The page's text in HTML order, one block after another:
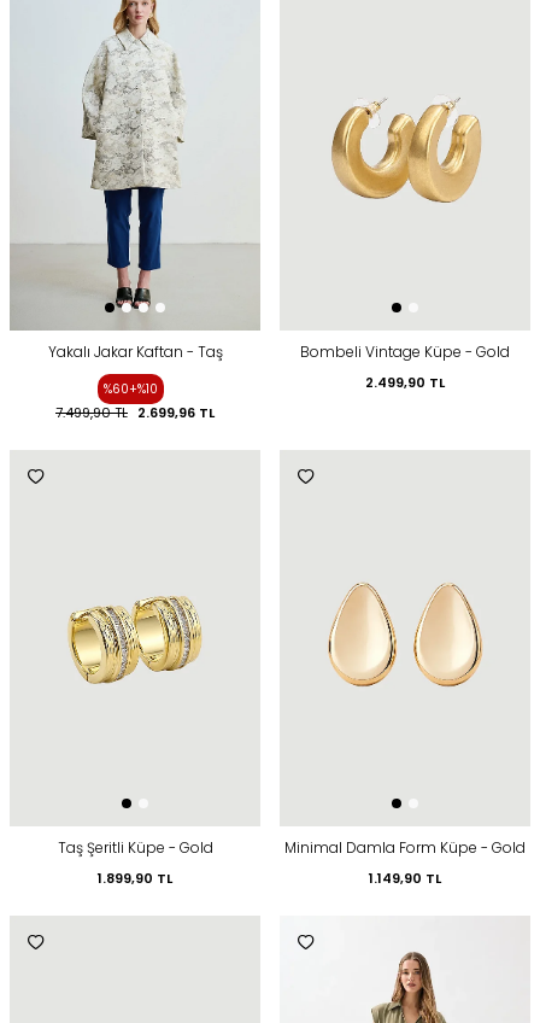
Yakalı Jakar Kaftan - Taş
%60+%10
7.499,90TL 2.699,96 TL
Bombeli Vintage Küpe - Gold
2.499,90 TL
Taş Şeritli Küpe - Gold
1.899,90 TL
Minimal Damla Form Küpe - Gold
1.149,90 TL